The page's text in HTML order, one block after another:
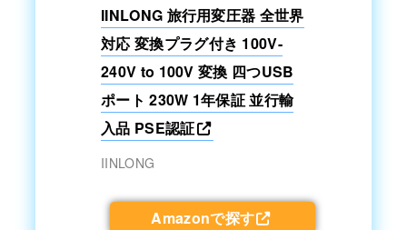
IINLONG 旅行用変圧器 全世界
対応 変換プラグ付き 100V-
240V to 100V 変換 四つUSB
ポート 230W 1年保証 並行輸
入品 PSE認証
IINLONG
Amazonで探す